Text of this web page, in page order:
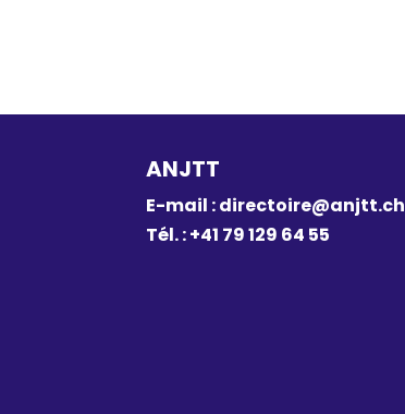
ANJTT
E-mail :directoire@anjtt.ch
Tél. : +41 79 129 64 55